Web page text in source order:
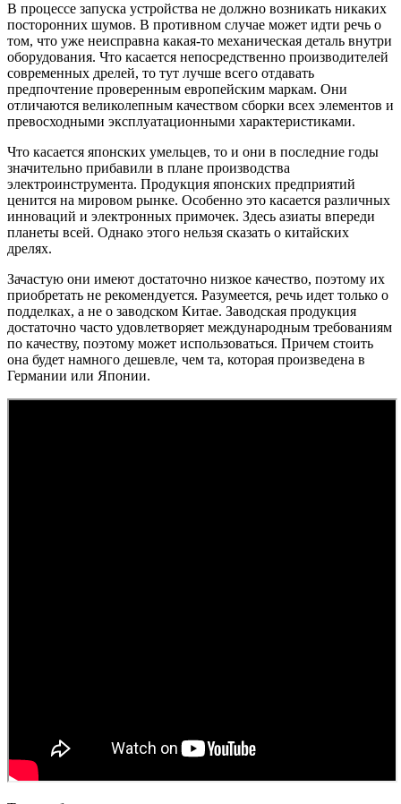
В процессе запуска устройства не должно возникать никаких
посторонних шумов. В противном случае может идти речь о
том, что уже неисправна какая-то механическая деталь внутри
оборудования. Что касается непосредственно производителей
современных дрелей, то тут лучше всего отдавать
предпочтение проверенным европейским маркам. Они
отличаются великолепным качеством сборки всех элементов и
превосходными эксплуатационными характеристиками.
Что касается японских умельцев, то и они в последние годы
значительно прибавили в плане производства
электроинструмента. Продукция японских предприятий
ценится на мировом рынке. Особенно это касается различных
инноваций и электронных примочек. Здесь азиаты впереди
планеты всей. Однако этого нельзя сказать о китайских
дрелях.
Зачастую они имеют достаточно низкое качество, поэтому их
приобретать не рекомендуется. Разумеется, речь идет только о
подделках, а не о заводском Китае. Заводская продукция
достаточно часто удовлетворяет международным требованиям
по качеству, поэтому может использоваться. Причем стоить
она будет намного дешевле, чем та, которая произведена в
Германии или Японии.